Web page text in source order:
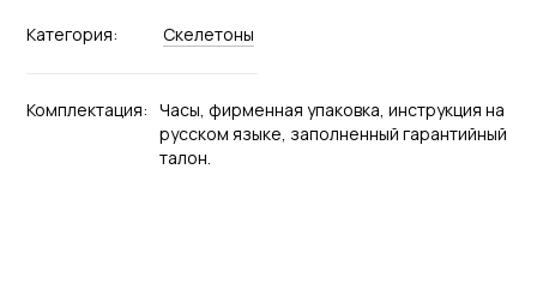
Категория: Скелетоны
Комплектация: Часы, фирменная упаковка, инструкция на
русском языке, заполненный гарантийный
талон.